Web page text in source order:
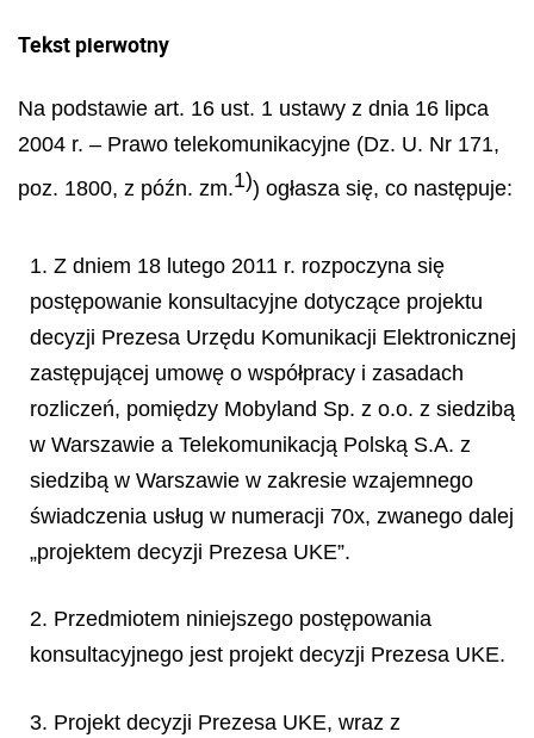
Tekst pierwotny
Na podstawie art. 16 ust. 1 ustawy z dnia 16 lipca
2004 r. – Prawo telekomunikacyjne (Dz. U. Nr 171,
poz. 1800, z późn. zm.1)) ogłasza się, co następuje:
1. Z dniem 18 lutego 2011 r. rozpoczyna się
postępowanie konsultacyjne dotyczące projektu
decyzji Prezesa Urzędu Komunikacji Elektronicznej
zastępującej umowę o współpracy i zasadach
rozliczeń, pomiędzy Mobyland Sp. z o.o. z siedzibą
w Warszawie a Telekomunikacją Polską S.A. z
siedzibą w Warszawie w zakresie wzajemnego
świadczenia usług w numeracji 70x, zwanego dalej
„projektem decyzji Prezesa UKE”.
2. Przedmiotem niniejszego postępowania
konsultacyjnego jest projekt decyzji Prezesa UKE.
3. Projekt decyzji Prezesa UKE, wraz z